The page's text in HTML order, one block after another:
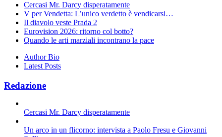
Cercasi Mr. Darcy disperatamente
V per Vendetta: L’unico verdetto è vendicarsi…
Il diavolo veste Prada 2
Eurovision 2026: ritorno col botto?
Quando le arti marziali incontrano la pace
Author Bio
Latest Posts
Redazione
Cercasi Mr. Darcy disperatamente
Un arco in un flicorno: intervista a Paolo Fresu e Giovanni